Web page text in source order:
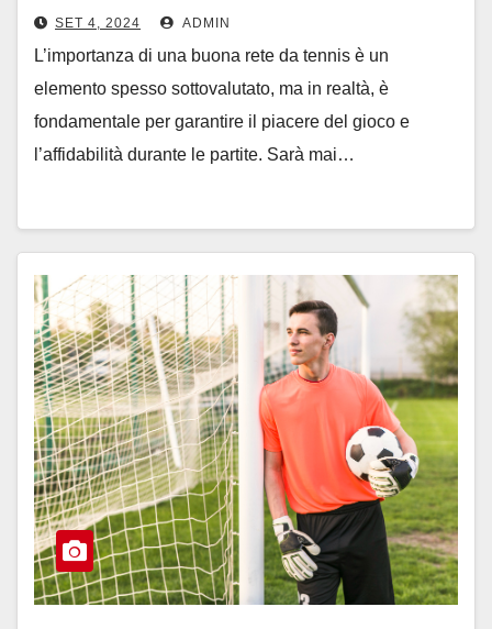
Retificio Sensole
SET 4, 2024 ADMIN
L’importanza di una buona rete da tennis è un
elemento spesso sottovalutato, ma in realtà, è
fondamentale per garantire il piacere del gioco e
l’affidabilità durante le partite. Sarà mai…